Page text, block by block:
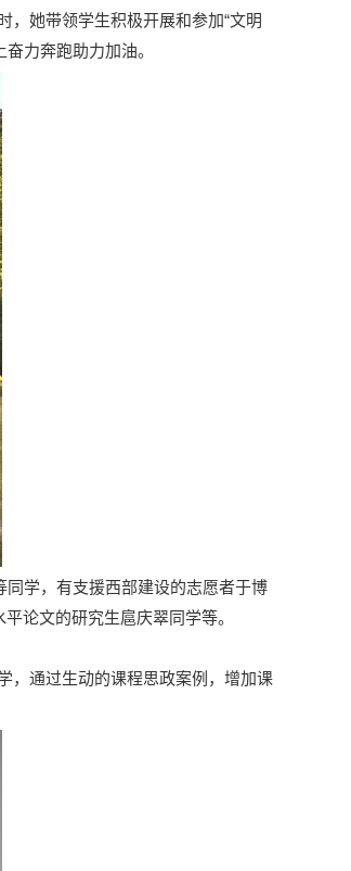
她带领学生积极开展和参加“文明
力奔跑助力加油。
同学，有支援西部建设的志愿者于博
论文的研究生扈庆翠同学等。
，通过生动的课程思政案例，增加课